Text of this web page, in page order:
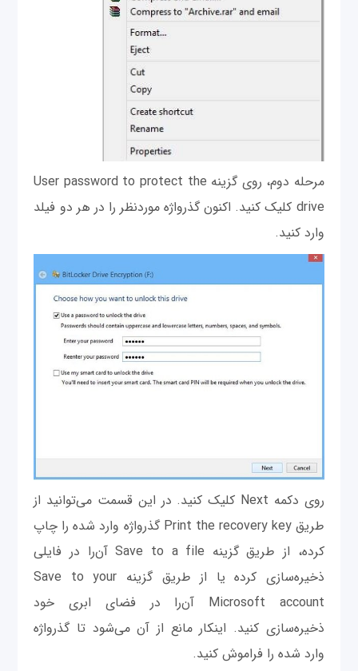
مرحله دوم، روی گزینه User password to protect the
drive کلیک کنید. اکنون گذرواژه موردنظر را در هر دو فیلد
وارد کنید.
روی دکمه Next کلیک کنید. در این قسمت می‌توانید از
طریق Print the recovery key گذرواژه وارد شده را چاپ
کرده، از طریق گزینه Save to a file آن‌را در فایلی
ذخیره‌سازی کرده یا از طریق گزینه Save to your
Microsoft account آن‌را در فضای ابری خود
ذخیره‌سازی کنید. اینکار مانع از آن می‌شود تا گذرواژه
وارد شده را فراموش کنید.